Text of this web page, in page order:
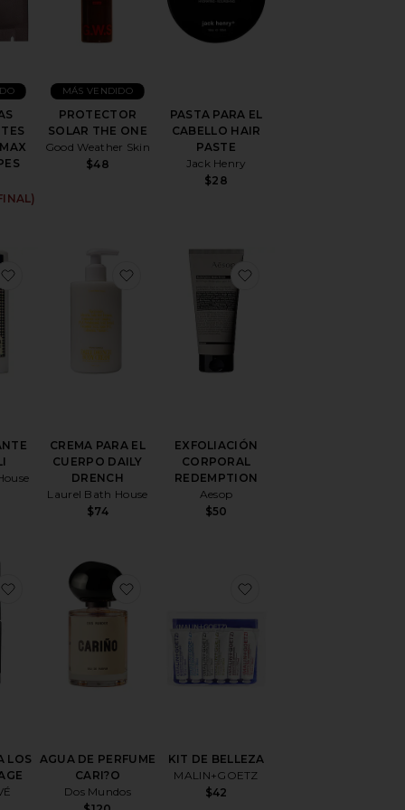
PROTECTOR
SOLAR THE ONE
Good Weather Skin
$48
MÁS VENDIDO
PASTA PARA EL
CABELLO HAIR
PASTE
Jack Henry
$28
favoritoDESODORANTE CANNOLI
CREMA PARA EL
CUERPO DAILY
DRENCH
Laurel Bath House
$74
favoritoCREMA PARA EL CUERPO DAILY
EXFOLIACIÓN
CORPORAL
REDEMPTION
Aesop
$50
DE SAL MARINA SEA SALT SPRAY
LOS
favoritoCREMA PARA LOS OJOS VOYAGE
AGUA DE PERFUME
CARI?O
Dos Mundos
favoritoAGUA DE PERFUME CARI?O
KIT DE BELLEZA
MALIN+GOETZ
$42